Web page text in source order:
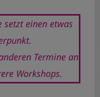
setzt einen etwas
Termine an
Workshops.